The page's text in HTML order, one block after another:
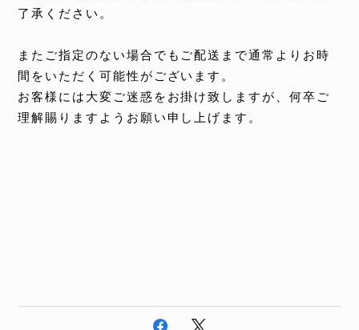
了承ください。
またご指定のない場合でもご配送まで通常よりお時
間をいただく可能性がございます。
お客様には大変ご迷惑をお掛け致しますが、何卒ご
理解賜りますようお願い申し上げます。